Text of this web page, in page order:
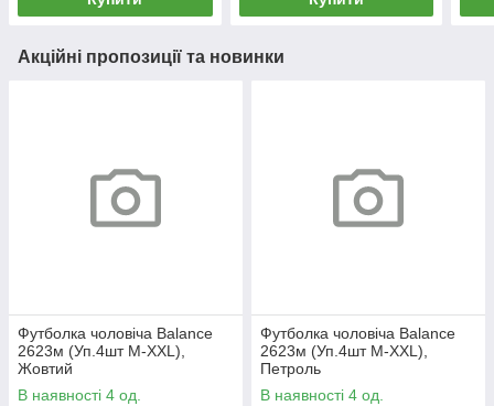
Акційні пропозиції та новинки
Футболка чоловіча Balance
2623м (Уп.4шт M-XXL),
Жовтий
В наявності 4 од.
Футболка чоловіча Balance
2623м (Уп.4шт M-XXL),
Петроль
В наявності 4 од.